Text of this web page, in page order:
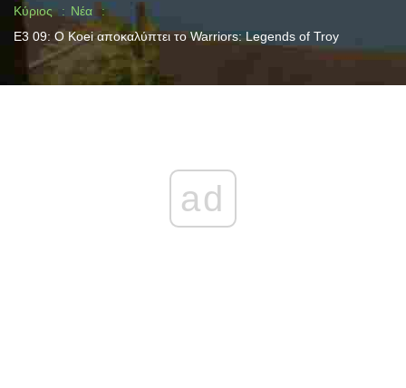
Κύριος
Νέα
E3 09: Ο Koei αποκαλύπτει το Warriors: Legends of Troy
ad